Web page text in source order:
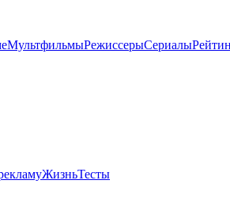
МультфильмыРежиссерыСериалы
ЖизньТесты